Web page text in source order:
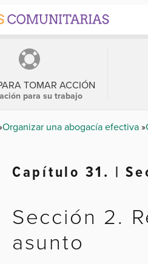
TOMAR ACCIÓN
para su trabajo
Organizar una abogacía efectiva
Capítulo 31. |
Sección 2.
asunto